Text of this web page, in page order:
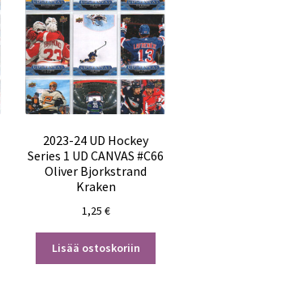
2023-24 UD Hockey
Series 1 UD CANVAS #C66
Oliver Bjorkstrand
Kraken
1,25 €
Lisää ostoskoriin